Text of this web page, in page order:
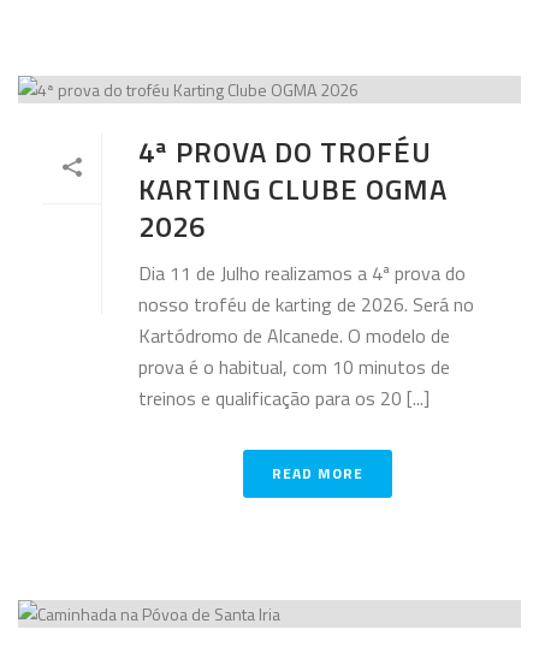
4ª PROVA DO TROFÉU
KARTING CLUBE OGMA
2026
Dia 11 de Julho realizamos a 4ª prova do
nosso troféu de karting de 2026. Será no
Kartódromo de Alcanede. O modelo de
prova é o habitual, com 10 minutos de
treinos e qualificação para os 20 [...]
READ MORE